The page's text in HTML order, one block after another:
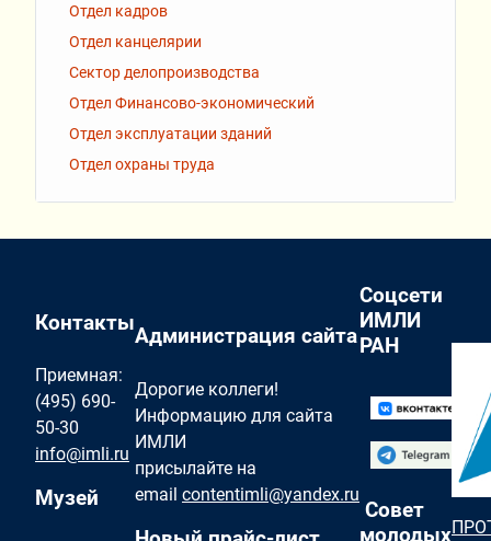
Отдел кадров
Отдел канцелярии
Сектор делопроизводства
Отдел Финансово-экономический
Отдел эксплуатации зданий
Отдел охраны труда
Контакты
Приемная:
(495) 690-
50-30
info@imli.ru
Музей
Администрация сайта
Дорогие коллеги!
Информацию для сайта
ИМЛИ
присылайте на
email contentimli@yandex.ru
Соцсети
ИМЛИ
РАН
Совет
молодых